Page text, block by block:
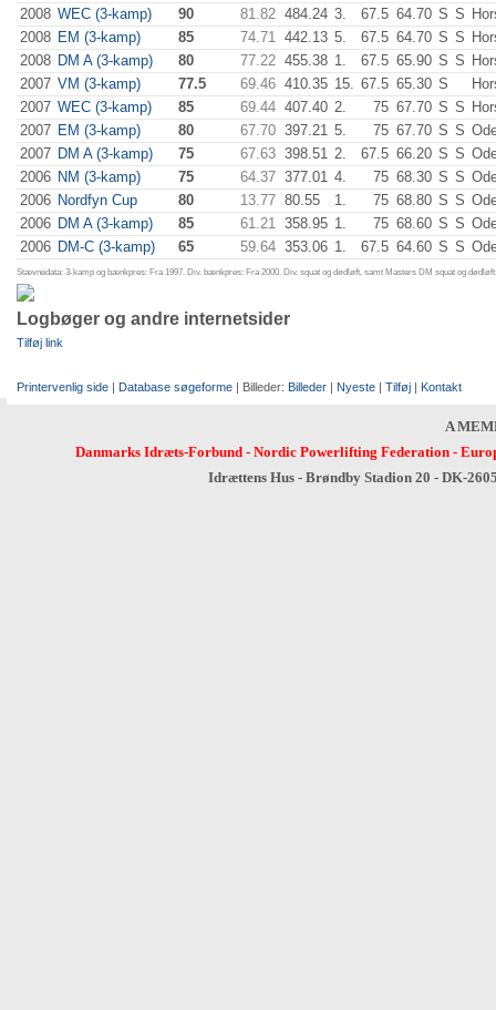
2008 WEC (3-kamp) 90 81.82 484.24 3. 67.5 64.70 S S
2008 EM (3-kamp) 85 74.71 442.13 5. 67.5 64.70 S S
2008 DM A (3-kamp) 80 77.22 455.38 1. 67.5 65.90 S S
2007 VM (3-kamp) 77.5 69.46 410.35 15. 67.5 65.30 S
2007 WEC (3-kamp) 85 69.44 407.40 2. 75 67.70 S S
2007 EM (3-kamp) 80 67.70 397.21 5. 75 67.70 S S
2007 DM A (3-kamp) 75 67.63 398.51 2. 67.5 66.20 S S
2006 NM (3-kamp) 75 64.37 377.01 4. 75 68.30 S S
2006 Nordfyn Cup 80 13.77 80.55 1. 75 68.80 S S
2006 DM A (3-kamp) 85 61.21 358.95 1. 75 68.60 S S
2006 DM-C (3-kamp) 65 59.64 353.06 1. 67.5 64.60 S S
Stævnedata: 3-kamp og bænkpres: Fra 1997. Div. bænkpres: Fra 2000. Div. squat og dødløft, samt Masters DM squat og
Logbøger og andre internetsider
Tilføj link
Printervenlig side | Database søgeforme | Billeder: Billeder | Nyeste | Tilføj | Kontakt
A
Danmarks Idræts-Forbund- Nordic Powerlifting Federation-
Idrættens Hus - Brøndby Stadion 20 - DK-